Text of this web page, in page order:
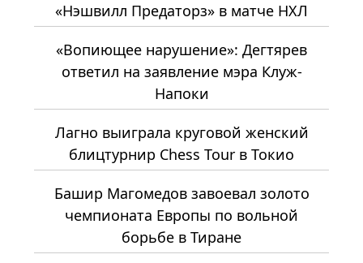
«Нэшвилл Предаторз» в матче НХЛ
«Вопиющее нарушение»: Дегтярев
ответил на заявление мэра Клуж-
Напоки
Лагно выиграла круговой женский
блицтурнир Chess Tour в Токио
Башир Магомедов завоевал золото
чемпионата Европы по вольной
борьбе в Тиране